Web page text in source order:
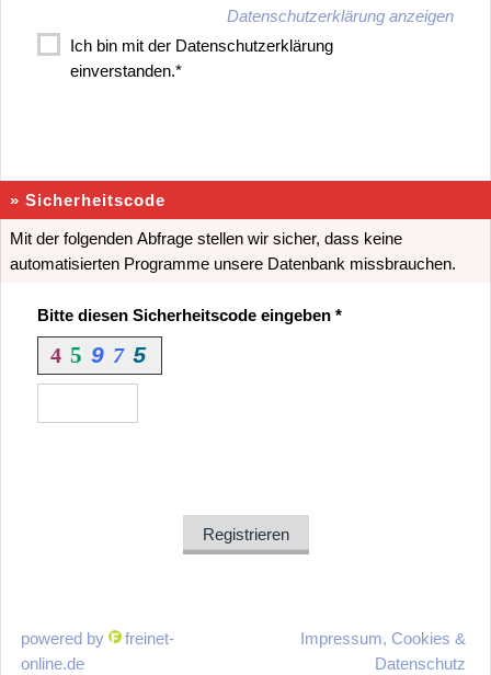
Datenschutzerklärung anzeigen
einverstanden.*
» Sicherheitscode
Mit der folgenden Abfrage stellen wir sicher, dass keine
automatisierten Programme unsere Datenbank missbrauchen.
Bitte diesen Sicherheitscode eingeben *
4 5 9 7 5
Registrieren
powered by
freinet-
online.de
Impressum, Cookies &
Datenschutz